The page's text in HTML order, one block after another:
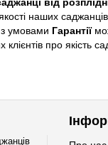
наших
умовами Гарантії
клієнтів про якість